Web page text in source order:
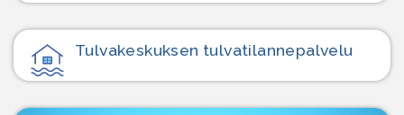
Tulvakeskuksen tulvatilanne­palvelu